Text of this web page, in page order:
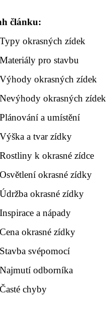
článku:
Typy okrasných zídek
Materiály pro stavbu
Výhody okrasných zídek
Nevýhody okrasných zídek
Plánování a umístění
Výška a tvar zídky
Rostliny k okrasné zídce
Osvětlení okrasné zídky
Údržba okrasné zídky
Inspirace a nápady
Cena okrasné zídky
Stavba svépomocí
Najmutí odborníka
Časté chyby